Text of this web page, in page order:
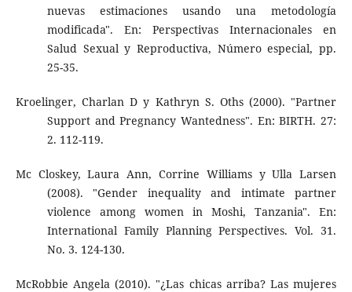
nuevas estimaciones usando una metodología
modificada". En: Perspectivas Internacionales en
Salud Sexual y Reproductiva, Número especial, pp.
25-35.
Kroelinger, Charlan D y Kathryn S. Oths (2000). "Partner
Support and Pregnancy Wantedness". En: BIRTH. 27:
2. 112-119.
Mc Closkey, Laura Ann, Corrine Williams y Ulla Larsen
(2008). "Gender inequality and intimate partner
violence among women in Moshi, Tanzania". En:
International Family Planning Perspectives. Vol. 31.
No. 3. 124-130.
McRobbie Angela (2010). "¿Las chicas arriba? Las mujeres